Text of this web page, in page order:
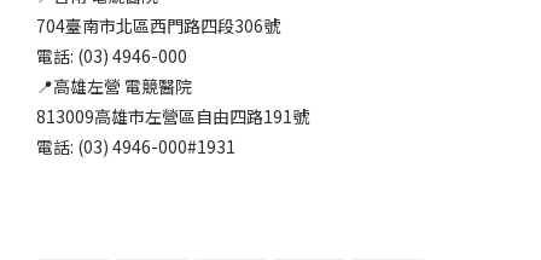
704臺南市北區西門路四段306號
電話: (03) 4946-000
📍高雄左營 電競醫院
813009高雄市左營區自由四路191號
電話: (03) 4946-000#1931